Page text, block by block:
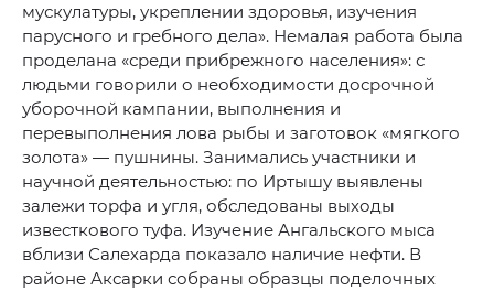
мускулатуры, укреплении здоровья, изучения
парусного и гребного дела». Немалая работа была
проделана «среди прибрежного населения»: с
людьми говорили о необходимости досрочной
уборочной кампании, выполнения и
перевыполнения лова рыбы и заготовок «мягкого
золота» — пушнины. Занимались участники и
научной деятельностью: по Иртышу выявлены
залежи торфа и угля, обследованы выходы
известкового туфа. Изучение Ангальского мыса
вблизи Салехарда показало наличие нефти. В
районе Аксарки собраны образцы поделочных